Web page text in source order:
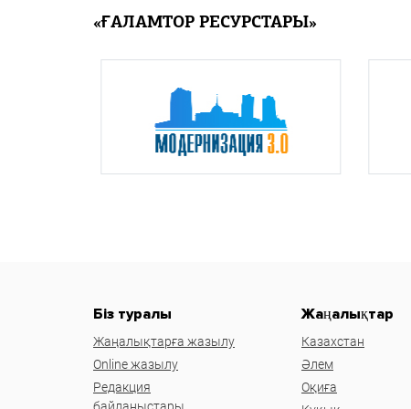
«ҒАЛАМТОР РЕСУРСТАРЫ»
Біз туралы
Жаңалықтарға жазылу
Online жазылу
Редакция
Жаңалықтар
Казахстан
Әлем
Оқиға